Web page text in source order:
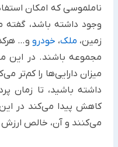
ناملموسی که امکان
وجود داشته باشد، گفته
زمین، ملک، خودرو و…
مجموعه باشند. در این
میزان دارایی‌ها را کم‌تر
داشته باشید، تا زمان
کاهش پیدا می‌کند در
می‌کنند و آن، خالص ارزش